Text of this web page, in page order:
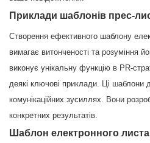
Приклади шаблонів прес-
Створення ефективного шаблону
вимагає витонченості та розуміння
виконує унікальну функцію в PR-
деякі ключові приклади. Ці
комунікаційних зусиллях. Вони
конкретних результатів.
Шаблон електронного листа